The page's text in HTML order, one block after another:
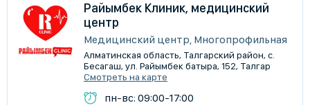
Райымбек Клиник, медицинский
центр
Медицинский центр, Многопрофильная
Алматинская область, Талгарский район, с.
Бесагаш, ул. Райымбек батыра, 152, Талгар
Смотреть на карте
пн-вс: 09:00-17:00